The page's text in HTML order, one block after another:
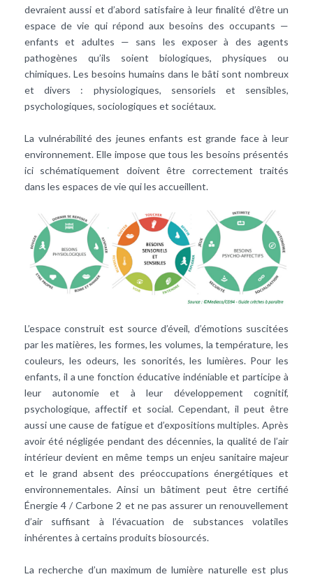
devraient aussi et d’abord satisfaire à leur finalité d’être un
espace de vie qui répond aux besoins des occupants —
enfants et adultes — sans les exposer à des agents
pathogènes qu’ils soient biologiques, physiques ou
chimiques. Les besoins humains dans le bâti sont nombreux
et divers : physiologiques, sensoriels et sensibles,
psychologiques, sociologiques et sociétaux.
La vulnérabilité des jeunes enfants est grande face à leur
environnement. Elle impose que tous les besoins présentés
ici schématiquement doivent être correctement traités
dans les espaces de vie qui les accueillent.
L’espace construit est source d’éveil, d’émotions suscitées
par les matières, les formes, les volumes, la température, les
couleurs, les odeurs, les sonorités, les lumières. Pour les
enfants, il a une fonction éducative indéniable et participe à
leur autonomie et à leur développement cognitif,
psychologique, affectif et social. Cependant, il peut être
aussi une cause de fatigue et d’expositions multiples. Après
avoir été négligée pendant des décennies, la qualité de l’air
intérieur devient en même temps un enjeu sanitaire majeur
et le grand absent des préoccupations énergétiques et
environnementales. Ainsi un bâtiment peut être certifié
Énergie 4 / Carbone 2 et ne pas assurer un renouvellement
d’air suffisant à l’évacuation de substances volatiles
inhérentes à certains produits biosourcés.
La recherche d’un maximum de lumière naturelle est plus